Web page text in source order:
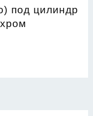
под цилиндр